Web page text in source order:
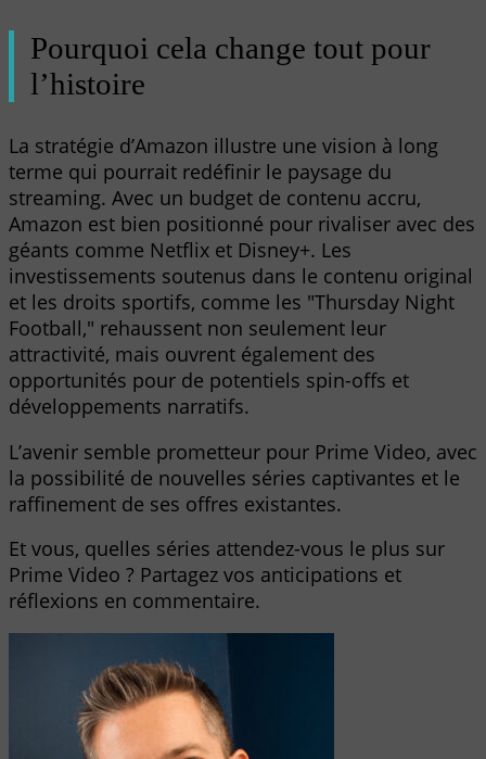
Pourquoi cela change tout pour
l’histoire
La stratégie d’Amazon illustre une vision à long
terme qui pourrait redéfinir le paysage du
streaming. Avec un budget de contenu accru,
Amazon est bien positionné pour rivaliser avec des
géants comme Netflix et Disney+. Les
investissements soutenus dans le contenu original
et les droits sportifs, comme les "Thursday Night
Football," rehaussent non seulement leur
attractivité, mais ouvrent également des
opportunités pour de potentiels spin-offs et
développements narratifs.
L’avenir semble prometteur pour Prime Video, avec
la possibilité de nouvelles séries captivantes et le
raffinement de ses offres existantes.
Et vous, quelles séries attendez-vous le plus sur
Prime Video ? Partagez vos anticipations et
réflexions en commentaire.